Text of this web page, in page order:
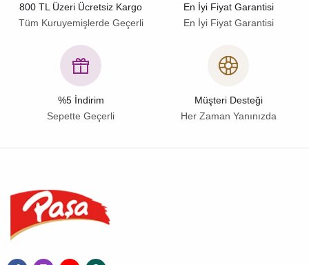
800 TL Üzeri Ücretsiz Kargo
Tüm Kuruyemişlerde Geçerli
En İyi Fiyat Garantisi
En İyi Fiyat Garantisi
%5 İndirim
Sepette Geçerli
Müşteri Desteği
Her Zaman Yanınızda